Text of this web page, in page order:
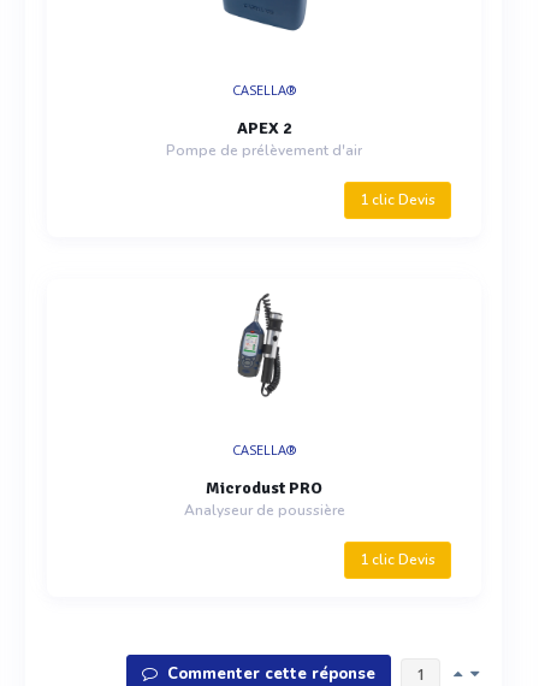
CASELLA®
APEX 2
Pompe de prélèvement d'air
1 clic Devis
CASELLA®
Microdust PRO
Analyseur de poussière
1 clic Devis
Commenter cette réponse 1